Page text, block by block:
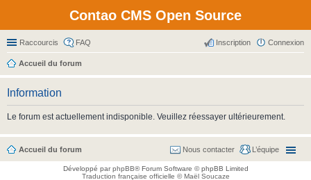
Contao CMS Open Source
Raccourcis FAQ Connexion
Inscription
Accueil du forum
Information
Le forum est actuellement indisponible. Veuillez réessayer ultérieurement.
Accueil du forum L’équipe
Nous contacter
Développé parphpBB® Forum Software © phpBB Limited
Traduction française officielle ©Maël Soucaze